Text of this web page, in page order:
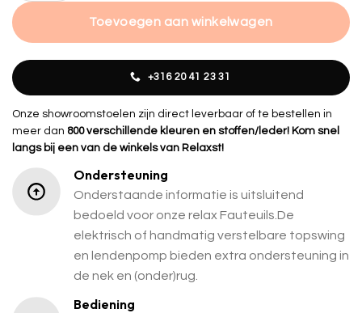
Toevoegen aan winkelwagen
+316 20 41 23 31
Onze showroomstoelen zijn direct leverbaar of te bestellen in
meer dan 800 verschillende kleuren en stoffen/leder! Kom snel
langs bij een van de winkels van Relaxst!
Ondersteuning
Onderstaande informatie is uitsluitend
bedoeld voor onze relax Fauteuils.De
elektrisch of handmatig verstelbare topswing
en lendenpomp bieden extra ondersteuning in
de nek en (onder)rug.
Bediening